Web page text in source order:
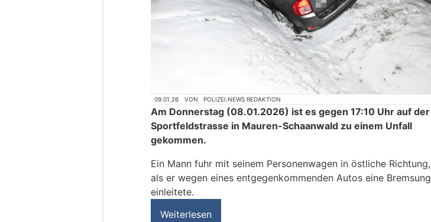
09.01.26 VON POLIZEI.NEWS REDAKTION
Am Donnerstag (08.01.2026) ist es gegen 17:10 Uhr auf der
Sportfeldstrasse in Mauren-Schaanwald zu einem Unfall
gekommen.
Ein Mann fuhr mit seinem Personenwagen in östliche Richtung,
als er wegen eines entgegenkommenden Autos eine Bremsung
einleitete.
Weiterlesen